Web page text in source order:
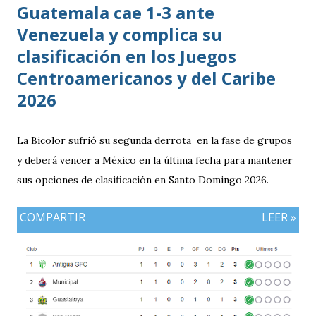
Guatemala cae 1-3 ante
Venezuela y complica su
clasificación en los Juegos
Centroamericanos y del Caribe
2026
La Bicolor sufrió su segunda derrota en la fase de grupos
y deberá vencer a México en la última fecha para mantener
sus opciones de clasificación en Santo Domingo 2026.
COMPARTIR LEER »